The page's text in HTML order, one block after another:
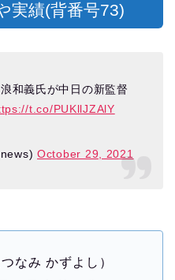
実績(背番号73)
和義氏が中日の新監督
t.co/PUKllJZAlY
October 29, 2021
なみ かずよし）